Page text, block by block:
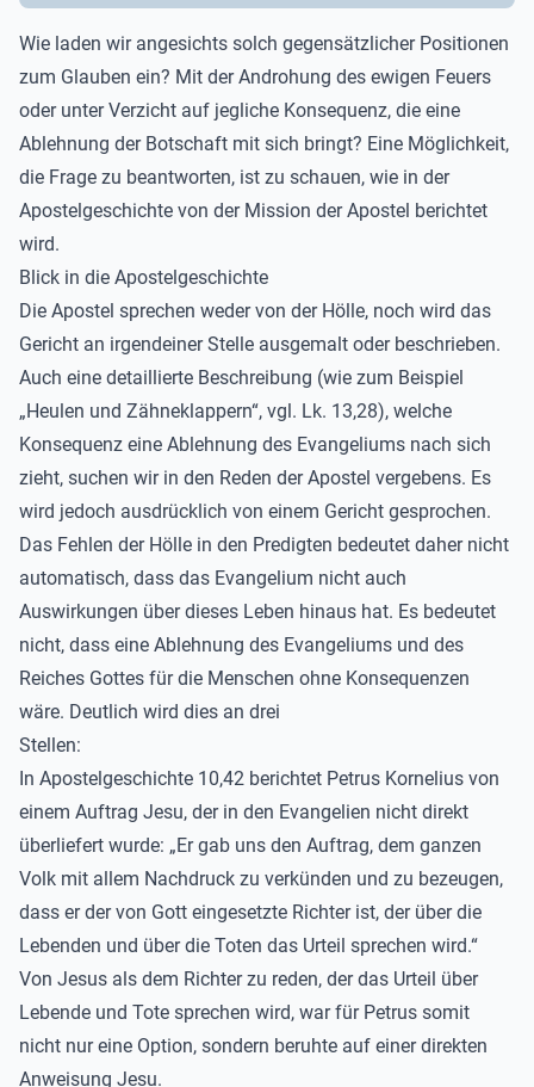
Wie laden wir angesichts solch gegensätzlicher Positionen
zum Glauben ein? Mit der Androhung des ewigen Feuers
oder unter Verzicht auf jegliche Konsequenz, die eine
Ablehnung der Botschaft mit sich bringt? Eine Möglichkeit,
die Frage zu beantworten, ist zu schauen, wie in der
Apostelgeschichte von der Mission der Apostel berichtet
wird.
Blick in die Apostelgeschichte
Die Apostel sprechen weder von der Hölle, noch wird das
Gericht an irgendeiner Stelle ausgemalt oder beschrieben.
Auch eine detaillierte Beschreibung (wie zum Beispiel
„Heulen und Zähneklappern“, vgl. Lk. 13,28), welche
Konsequenz eine Ablehnung des Evangeliums nach sich
zieht, suchen wir in den Reden der Apostel vergebens. Es
wird jedoch ausdrücklich von einem Gericht gesprochen.
Das Fehlen der Hölle in den Predigten bedeutet daher nicht
automatisch, dass das Evangelium nicht auch
Auswirkungen über dieses Leben hinaus hat. Es bedeutet
nicht, dass eine Ablehnung des Evangeliums und des
Reiches Gottes für die Menschen ohne Konsequenzen
wäre. Deutlich wird dies an drei
Stellen:
In Apostelgeschichte 10,42 berichtet Petrus Kornelius von
einem Auftrag Jesu, der in den Evangelien nicht direkt
überliefert wurde: „Er gab uns den Auftrag, dem ganzen
Volk mit allem Nachdruck zu verkünden und zu bezeugen,
dass er der von Gott eingesetzte Richter ist, der über die
Lebenden und über die Toten das Urteil sprechen wird.“
Von Jesus als dem Richter zu reden, der das Urteil über
Lebende und Tote sprechen wird, war für Petrus somit
nicht nur eine Option, sondern beruhte auf einer direkten
Anweisung Jesu.